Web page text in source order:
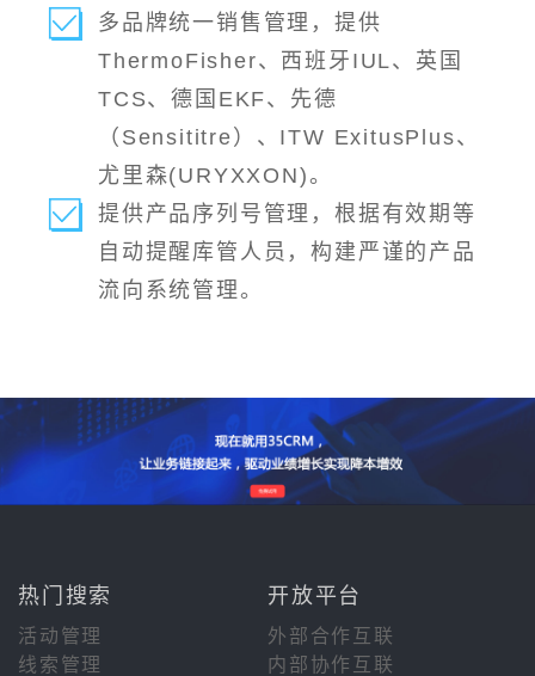
多品牌统一销售管理，提供
ThermoFisher、西班牙IUL、英国
TCS、德国EKF、先德
（Sensititre）、ITW ExitusPlus、
尤里森(URYXXON)。
提供产品序列号管理，根据有效期等
自动提醒库管人员，构建严谨的产品
流向系统管理。
热门搜索 开放平台
活动管理
外部合作互联
线索管理
内部协作互联